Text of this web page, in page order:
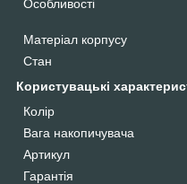
Особливості
Матеріал корпусу
Стан
Користувацькі
Колір
Вага накопичувача
Артикул
Гарантія